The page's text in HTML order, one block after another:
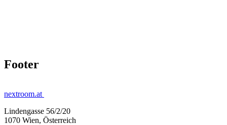
Footer
nextroom.at
Lindengasse 56/2/20
1070 Wien, Österreich